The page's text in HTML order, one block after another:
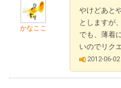
かなここ
やけどあと
としますが
でも、薄着
いのでリク
2012-06-